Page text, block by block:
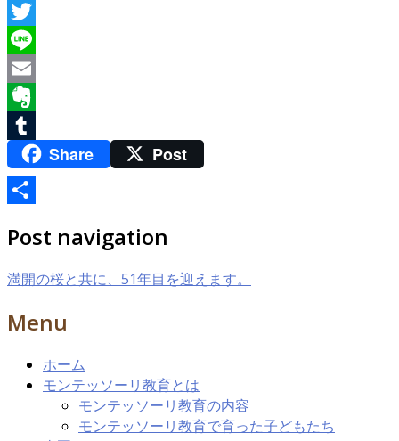
Facebook
Twitter
Line
Email
Evernote
TumblrShare Post
有
Post navigation
満開の桜と共に、51年目を迎えます。
Menu
ホーム
モンテッソーリ教育とは
モンテッソーリ教育の内容
モンテッソーリ教育で育った子どもたち